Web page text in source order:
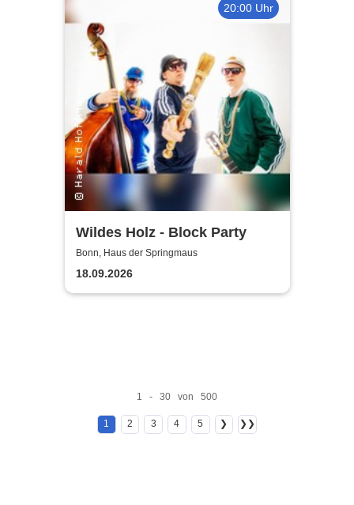
20:00 Uhr
Wildes Holz - Block Party
Bonn, Haus der Springmaus
18.09.2026
1 - 30 von 500
1 2 3 4 5 ❯ ❯❯